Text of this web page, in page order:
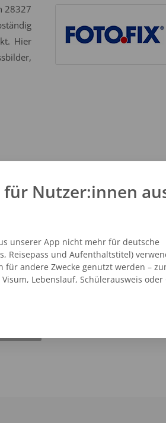
28327
Hier
Nutzer:innen
unserer App nicht mehr für deutsche
Reisepass und Aufenthaltstitel)
andere Zwecke genutzt werden –
Lebenslauf, Schülerausweis oder